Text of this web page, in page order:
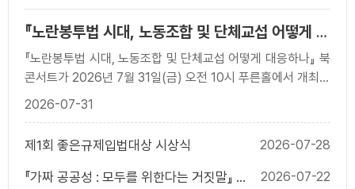
『노란봉투법 시대, 노동조합 및 단체교섭 어떻게 대
응하나?』 출간 기념 북콘서트
『노란봉투법 시대, 노동조합 및 단체교섭 어떻게 대응하나』 북
콘서트가 2026년 7월 31일(금) 오전 10시 푸른홀에서 개최되
었습니다. 이번 행사는 개정 노란봉투법 ..
2026-07-31
제1회 좋은규제입법대상 시상식 2026-07-28
『가짜 공공성 : 모두를 위한다는 거짓말』 출
2026-07-22